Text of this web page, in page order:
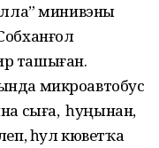
минивэны
ташыған.
микроавтобус
сыға, ә һуңынан,
һул кюветҡа